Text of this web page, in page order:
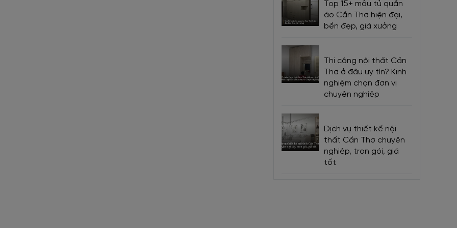
Top 15+ mẫu tủ quần
áo Cần Thơ hiện đại,
bền đẹp, giá xưởng
Thi công nội thất Cần
Thơ ở đâu uy tín? Kinh
nghiệm chọn đơn vị
chuyên nghiệp
Dịch vụ thiết kế nội
thất Cần Thơ chuyên
nghiệp, trọn gói, giá
tốt